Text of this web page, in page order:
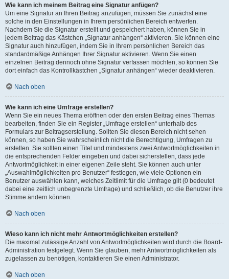
Wie kann ich meinem Beitrag eine Signatur anfügen?
Um eine Signatur an Ihren Beitrag anzufügen, müssen Sie zunächst eine
solche in den Einstellungen in Ihrem persönlichen Bereich entwerfen.
Nachdem Sie die Signatur erstellt und gespeichert haben, können Sie in
jedem Beitrag das Kästchen „Signatur anhängen“ aktivieren. Sie können eine
Signatur auch hinzufügen, indem Sie in Ihrem persönlichen Bereich das
standardmäßige Anhängen Ihrer Signatur aktivieren. Wenn Sie einen
einzelnen Beitrag dennoch ohne Signatur verfassen möchten, so können Sie
dort einfach das Kontrollkästchen „Signatur anhängen“ wieder deaktivieren.
Nach oben
Wie kann ich eine Umfrage erstellen?
Wenn Sie ein neues Thema eröffnen oder den ersten Beitrag eines Themas
bearbeiten, finden Sie ein Register „Umfrage erstellen“ unterhalb des
Formulars zur Beitragserstellung. Sollten Sie diesen Bereich nicht sehen
können, so haben Sie wahrscheinlich nicht die Berechtigung, Umfragen zu
erstellen. Sie sollten einen Titel und mindestens zwei Antwortmöglichkeiten in
die entsprechenden Felder eingeben und dabei sicherstellen, dass jede
Antwortmöglichkeit in einer eigenen Zeile steht. Sie können auch unter
„Auswahlmöglichkeiten pro Benutzer“ festlegen, wie viele Optionen ein
Benutzer auswählen kann, welches Zeitlimit für die Umfrage gilt (0 bedeutet
dabei eine zeitlich unbegrenzte Umfrage) und schließlich, ob die Benutzer ihre
Stimme ändern können.
Nach oben
Wieso kann ich nicht mehr Antwortmöglichkeiten erstellen?
Die maximal zulässige Anzahl von Antwortmöglichkeiten wird durch die Board-
Administration festgelegt. Wenn Sie glauben, mehr Antwortmöglichkeiten als
zugelassen zu benötigen, kontaktieren Sie einen Administrator.
Nach oben